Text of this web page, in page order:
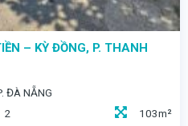
– KỲ ĐỒNG, P. THANH
ĐÀ NẴNG
2 103m²